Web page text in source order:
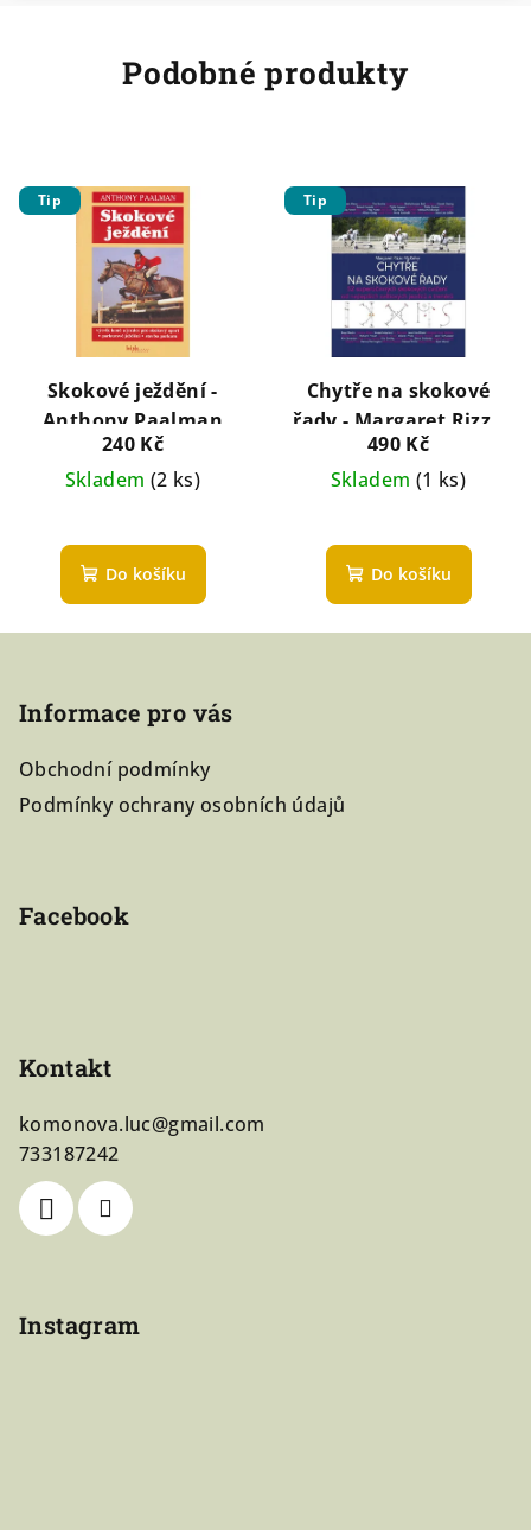
Podobné produkty
Tip
Skokové ježdění -
Anthony Paalman
240 Kč
Skladem (2 ks)
Do košíku
Tip
Chytře na skokové
řady - Margaret Rizzo
McKelvy
490 Kč
Skladem (1 ks)
Do košíku
Informace pro vás
Obchodní podmínky
Podmínky ochrany osobních údajů
Facebook
Kontakt
komonova.luc@gmail.com
733187242
Instagram